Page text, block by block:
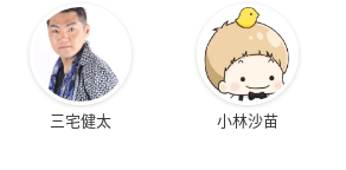
三宅健太 小林沙苗